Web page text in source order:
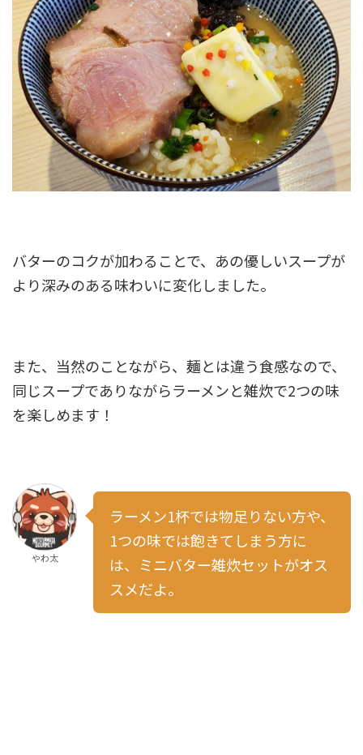
バターのコクが加わることで、あの優しいスープが
より深みのある味わいに変化しました。
また、当然のことながら、麺とは違う食感なので、
同じスープでありながらラーメンと雑炊で2つの味
を楽しめます！
やわ太
ラーメン1杯では物足りない方や、
1つの味では飽きてしまう方に
は、ミニバター雑炊セットがオス
スメだよ。